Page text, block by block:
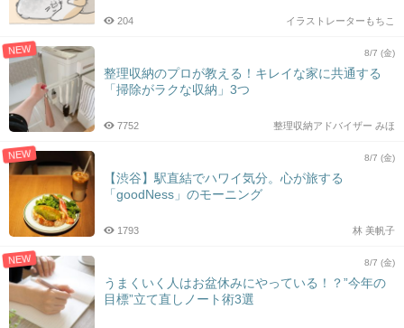
イラストレーターもちこ
204
NEW 8/7 (金)
整理収納のプロが教える！キレイな家に共通する
「掃除がラクな収納」3つ
整理収納アドバイザー みほ
7752
NEW 8/7 (金)
【渋谷】駅直結でハワイ気分。心が旅する
「goodNess」のモーニング
林 美帆子
1793
NEW 8/7 (金)
うまくいく人はお盆休みにやっている！？”今年の
目標”立て直しノート術3選